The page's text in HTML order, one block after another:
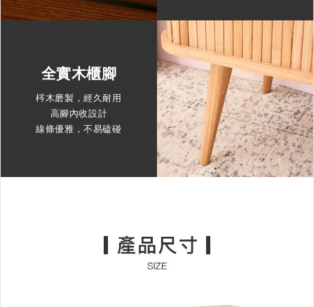
全實木櫃腳
梣木磨製，經久耐用
高腳內收設計
線條優雅，不易磕碰